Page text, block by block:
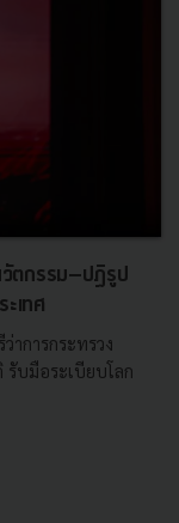
วัตกรรม–ปฏิรูป
เทศ
การกระทรวง
รับมือระเบียบโลก